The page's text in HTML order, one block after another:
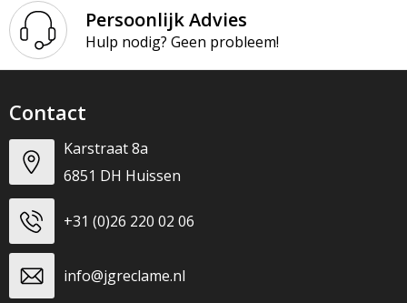
Persoonlijk Advies
Hulp nodig? Geen probleem!
Contact
Karstraat 8a
6851 DH Huissen
+31 (0)26 220 02 06
info@jgreclame.nl